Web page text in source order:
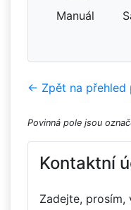
Manuál
← Zpět na přehled
Povinná pole jsou
Kontaktní
Zadejte, prosím,